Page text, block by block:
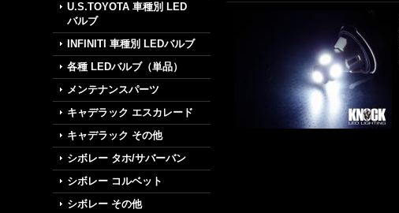
U.S.TOYOTA 車種別 LED
バルブ
INFINITI 車種別 LEDバルブ
各種 LEDバルブ（単品）
メンテナンスパーツ
キャデラック エスカレード
キャデラック その他
シボレー タホ/サバーバン
シボレー コルベット
シボレー その他